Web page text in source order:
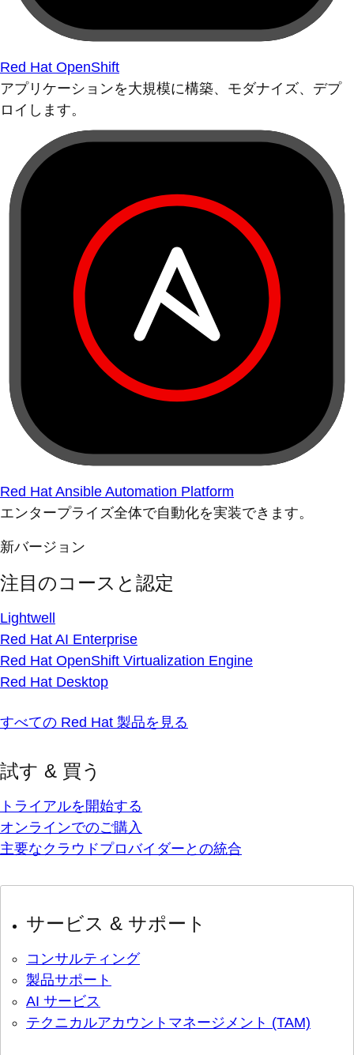
Red Hat OpenShift
アプリケーションを大規模に構築、モダナイズ、デプ
ロイします。
Red Hat Ansible Automation Platform
エンタープライズ全体で自動化を実装できます。
新バージョン
注目のコースと認定
Lightwell
Red Hat AI Enterprise
Red Hat OpenShift Virtualization Engine
Red Hat Desktop
すべての Red Hat 製品を見る
試す & 買う
トライアルを開始する
オンラインでのご購入
主要なクラウドプロバイダーとの統合
サービス & サポート
コンサルティング
製品サポート
AI サービス
テクニカルアカウントマネージメント (TAM)